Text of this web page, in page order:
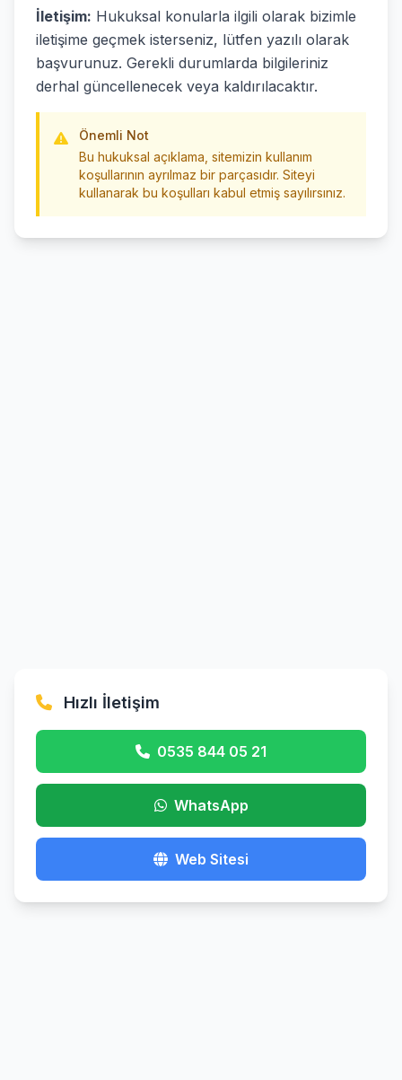
İletişim: Hukuksal konularla ilgili olarak bizimle
iletişime geçmek isterseniz, lütfen yazılı olarak
başvurunuz. Gerekli durumlarda bilgileriniz
derhal güncellenecek veya kaldırılacaktır.
Önemli Not
Bu hukuksal açıklama, sitemizin kullanım
koşullarının ayrılmaz bir parçasıdır. Siteyi
kullanarak bu koşulları kabul etmiş sayılırsınız.
Hızlı İletişim
0535 844 05 21
WhatsApp
Web Sitesi